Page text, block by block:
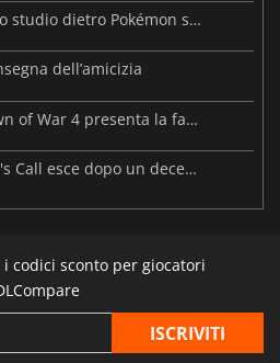
Beast of Reincarnation: lo studio dietro Pokémon su una nuova strada
dell’amicizia
Warhammer 40.000: Dawn of War 4 presenta la fazione dei Necron
Forsaken Realms: Vahrin's Call esce dopo un decennio di sviluppo
codici sconto per giocatori